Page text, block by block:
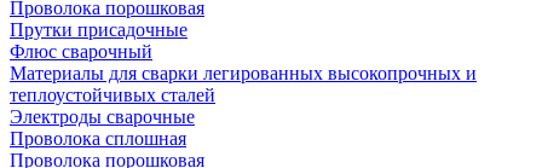
Проволока порошковая
Прутки присадочные
Флюс сварочный
Материалы для сварки легированных высокопрочных и
теплоустойчивых сталей
Электроды сварочные
Проволока сплошная
Проволока порошковая